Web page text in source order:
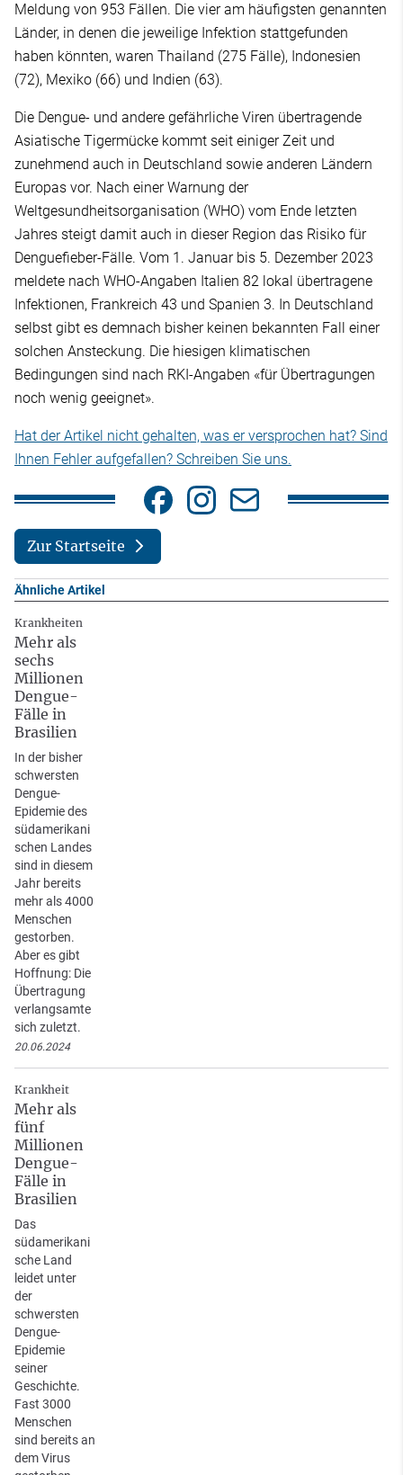
Meldung von 953 Fällen. Die vier am häufigsten genannten
Länder, in denen die jeweilige Infektion stattgefunden
haben könnten, waren Thailand (275 Fälle), Indonesien
(72), Mexiko (66) und Indien (63).
Die Dengue- und andere gefährliche Viren übertragende
Asiatische Tigermücke kommt seit einiger Zeit und
zunehmend auch in Deutschland sowie anderen Ländern
Europas vor. Nach einer Warnung der
Weltgesundheitsorganisation (WHO) vom Ende letzten
Jahres steigt damit auch in dieser Region das Risiko für
Denguefieber-Fälle. Vom 1. Januar bis 5. Dezember 2023
meldete nach WHO-Angaben Italien 82 lokal übertragene
Infektionen, Frankreich 43 und Spanien 3. In Deutschland
selbst gibt es demnach bisher keinen bekannten Fall einer
solchen Ansteckung. Die hiesigen klimatischen
Bedingungen sind nach RKI-Angaben «für Übertragungen
noch wenig geeignet».
Hat der Artikel nicht gehalten, was er versprochen hat? Sind
Ihnen Fehler aufgefallen? Schreiben Sie uns.
Zur Startseite
Ähnliche Artikel
Krankheiten
Mehr als
sechs
Millionen
Dengue-
Fälle in
Brasilien
In der bisher
schwersten
Dengue-
Epidemie des
südamerikani
schen Landes
sind in diesem
Jahr bereits
mehr als 4000
Menschen
gestorben.
Aber es gibt
Hoffnung: Die
Übertragung
verlangsamte
sich zuletzt.
20.06.2024
Krankheit
Mehr als
fünf
Millionen
Dengue-
Fälle in
Brasilien
Das
südamerikani
sche Land
leidet unter
der
schwersten
Dengue-
Epidemie
seiner
Geschichte.
Fast 3000
Menschen
sind bereits an
dem Virus